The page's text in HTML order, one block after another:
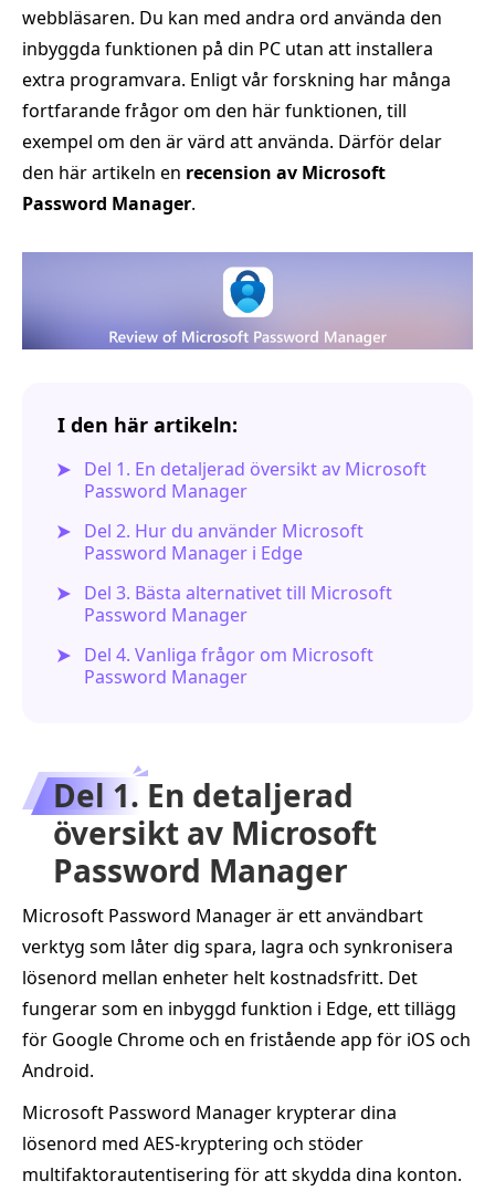
webbläsaren. Du kan med andra ord använda den
inbyggda funktionen på din PC utan att installera
extra programvara. Enligt vår forskning har många
fortfarande frågor om den här funktionen, till
exempel om den är värd att använda. Därför delar
den här artikeln en recension av Microsoft
Password Manager.
I den här artikeln:
Del 1. En detaljerad översikt av Microsoft
Password Manager
Del 2. Hur du använder Microsoft
Password Manager i Edge
Del 3. Bästa alternativet till Microsoft
Password Manager
Del 4. Vanliga frågor om Microsoft
Password Manager
Del 1. En detaljerad
översikt av Microsoft
Password Manager
Microsoft Password Manager är ett användbart
verktyg som låter dig spara, lagra och synkronisera
lösenord mellan enheter helt kostnadsfritt. Det
fungerar som en inbyggd funktion i Edge, ett tillägg
för Google Chrome och en fristående app för iOS och
Android.
Microsoft Password Manager krypterar dina
lösenord med AES-kryptering och stöder
multifaktorautentisering för att skydda dina konton.